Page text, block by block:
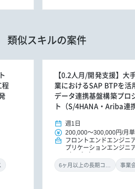
類似スキルの案件
程
【0.2人月/開発支援】大
業におけるSAP BTPを活
データ連携基盤構築プロ
ト（S/4HANA・Ariba連携
週1日
200,000～300,000円/月
フロントエンドエンジニ
プリケーションエンジニ
事業